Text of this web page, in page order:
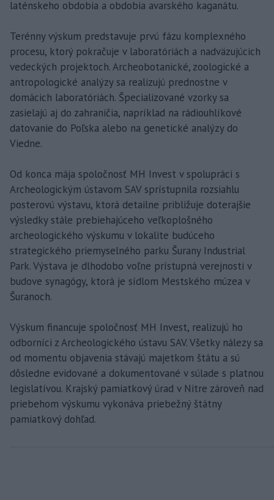
laténskeho obdobia a obdobia avarského kaganátu.
Terénny výskum predstavuje prvú fázu komplexného
procesu, ktorý pokračuje v laboratóriách a nadväzujúcich
vedeckých projektoch. Archeobotanické, zoologické a
antropologické analýzy sa realizujú prednostne v
domácich laboratóriách. Špecializované vzorky sa
zasielajú aj do zahraničia, napríklad na rádiouhlíkové
datovanie do Poľska alebo na genetické analýzy do
Viedne.
Od konca mája spoločnosť MH Invest v spolupráci s
Archeologickým ústavom SAV sprístupnila rozsiahlu
posterovú výstavu, ktorá detailne približuje doterajšie
výsledky stále prebiehajúceho veľkoplošného
archeologického výskumu v lokalite budúceho
strategického priemyselného parku Šurany Industrial
Park. Výstava je dlhodobo voľne prístupná verejnosti v
budove synagógy, ktorá je sídlom Mestského múzea v
Šuranoch.
Výskum financuje spoločnosť MH Invest, realizujú ho
odborníci z Archeologického ústavu SAV. Všetky nálezy sa
od momentu objavenia stávajú majetkom štátu a sú
dôsledne evidované a dokumentované v súlade s platnou
legislatívou. Krajský pamiatkový úrad v Nitre zároveň nad
priebehom výskumu vykonáva priebežný štátny
pamiatkový dohľad.